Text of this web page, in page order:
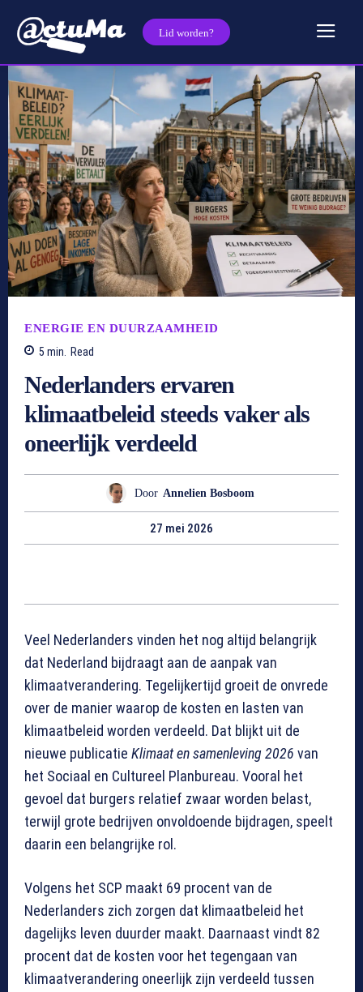
Lid worden?
ENERGIE EN DUURZAAMHEID
5 min. Read
Nederlanders ervaren
klimaatbeleid steeds vaker als
oneerlijk verdeeld
Door Annelien Bosboom
27 mei 2026
Veel Nederlanders vinden het nog altijd belangrijk
dat Nederland bijdraagt aan de aanpak van
klimaatverandering. Tegelijkertijd groeit de onvrede
over de manier waarop de kosten en lasten van
klimaatbeleid worden verdeeld. Dat blijkt uit de
nieuwe publicatie Klimaat en samenleving 2026 van
het Sociaal en Cultureel Planbureau. Vooral het
gevoel dat burgers relatief zwaar worden belast,
terwijl grote bedrijven onvoldoende bijdragen, speelt
daarin een belangrijke rol.
Volgens het SCP maakt 69 procent van de
Nederlanders zich zorgen dat klimaatbeleid het
dagelijks leven duurder maakt. Daarnaast vindt 82
procent dat de kosten voor het tegengaan van
klimaatverandering oneerlijk zijn verdeeld tussen